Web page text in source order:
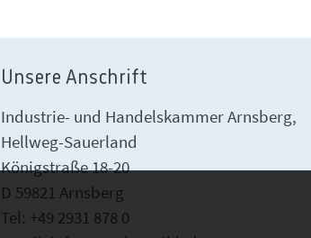
Unsere Anschrift
Industrie- und Handelskammer Arnsberg,
Hellweg-Sauerland
Königstraße 18-20
D 59821 Arnsberg
Tel: +49 2931 878 0